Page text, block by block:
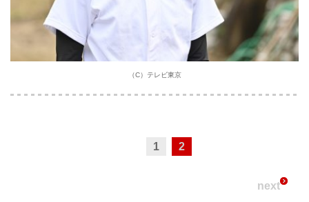
（C）テレビ東京
1 2
next